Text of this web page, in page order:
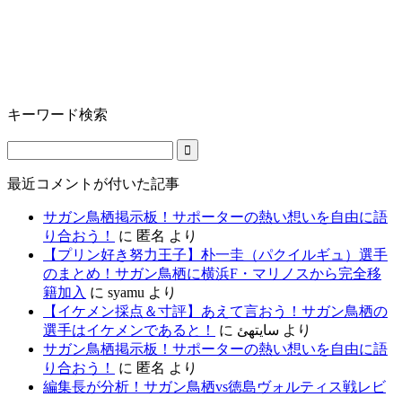
キーワード検索
最近コメントが付いた記事
サガン鳥栖掲示板！サポーターの熱い想いを自由に語
り合おう！
に 匿名 より
【プリン好き努力王子】朴一圭（パクイルギュ）選手
のまとめ！サガン鳥栖に横浜F・マリノスから完全移
籍加入 に syamu より
【イケメン採点＆寸評】あえて言おう！サガン鳥栖の
選手はイケメンであると！
に سایتهئ より
サガン鳥栖掲示板！サポーターの熱い想いを自由に語
り合おう！
に 匿名 より
編集長が分析！サガン鳥栖vs徳島ヴォルティス戦レビ